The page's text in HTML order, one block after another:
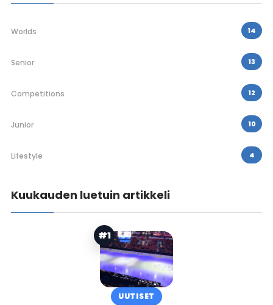
Worlds 14
Senior 13
Competitions 12
Junior 10
Lifestyle 4
Kuukauden luetuin artikkeli
#1
UUTISET